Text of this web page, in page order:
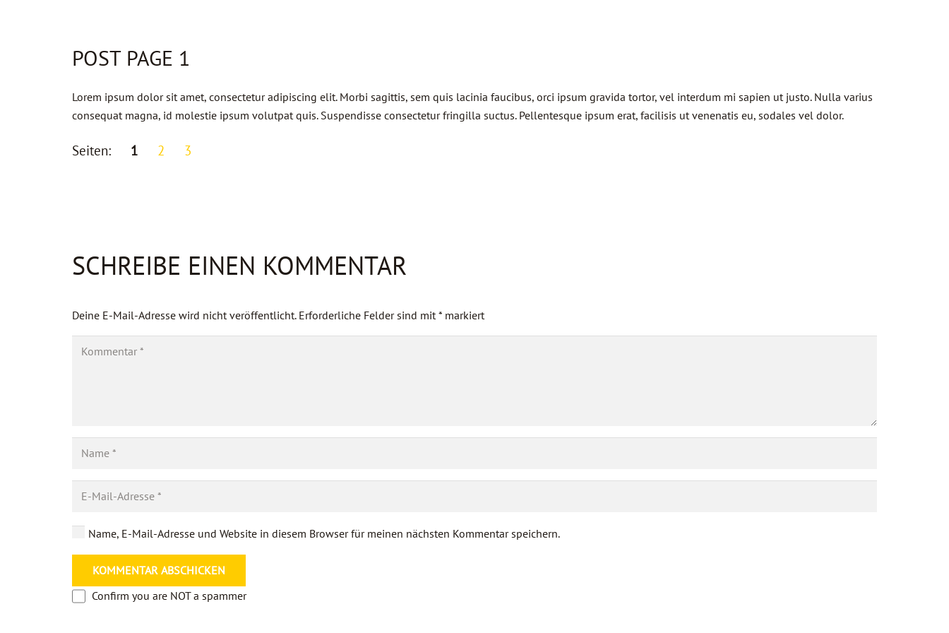
POST PAGE 1
Lorem ipsum dolor sit amet, consectetur adipiscing elit. Morbi sagittis, sem quis lacinia faucibus, orci ipsum gravida tortor, vel interdum mi sapien ut justo. Nulla varius
consequat magna, id molestie ipsum volutpat quis. Suspendisse consectetur fringilla suctus. Pellentesque ipsum erat, facilisis ut venenatis eu, sodales vel dolor.
Seiten: 1 2 3
SCHREIBE EINEN KOMMENTAR
Deine E-Mail-Adresse wird nicht veröffentlicht. Erforderliche Felder sind mit* markiert
Name, E-Mail-Adresse und Website in diesem Browser für meinen nächsten Kommentar speichern.
KOMMENTAR ABSCHICKEN
Confirm you are NOT a spammer